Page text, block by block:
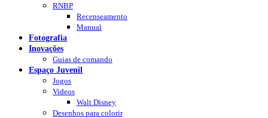
RNBP
Recenseamento
Manual
Fotografia
Inovações
Guias de comando
Espaço Juvenil
Jogos
Videos
Walt Disney
Desenhos para colorir